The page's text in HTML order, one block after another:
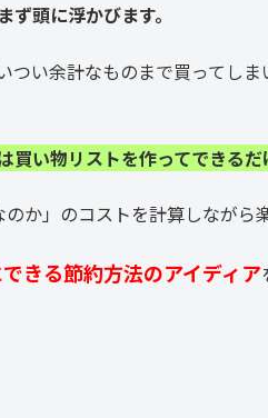
頭に浮かびます。
つい余計なものまで買ってし
買い物リストを作ってできるだ
のか」のコストを計算しなが
きる節約方法のアイディア